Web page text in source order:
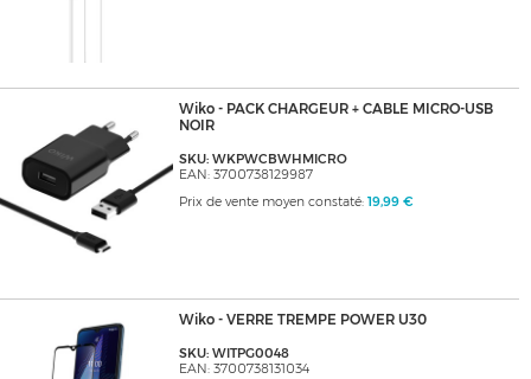
Wiko - PACK CHARGEUR + CABLE MICRO-USB
NOIR
SKU: WKPWCBWHMICRO
EAN: 3700738129987
Prix de vente moyen constaté: 19,99 €
Wiko - VERRE TREMPE POWER U30
SKU: WITPG0048
EAN: 3700738131034